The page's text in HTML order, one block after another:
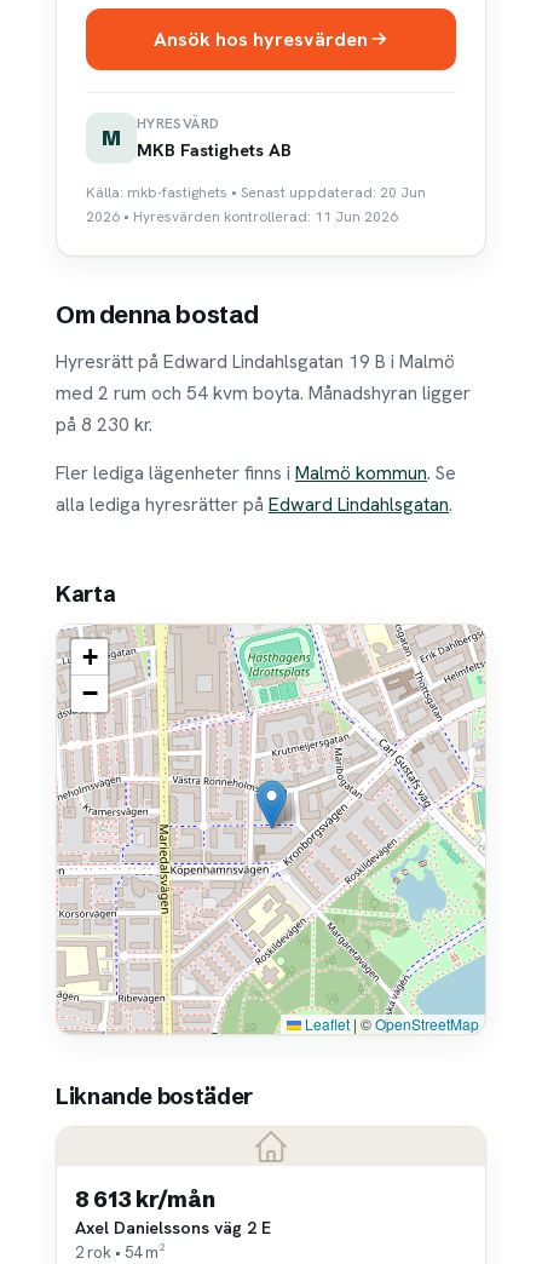
Ansök hos hyresvärden
M
HYRESVÄRD
MKB Fastighets AB
Källa: mkb-fastighets • Senast uppdaterad: 20 Jun
2026 • Hyresvärden kontrollerad: 11 Jun 2026
Om denna bostad
Hyresrätt på Edward Lindahlsgatan 19 B i Malmö
med 2 rum och 54 kvm boyta. Månadshyran ligger
på 8 230 kr.
Fler lediga lägenheter finns i Malmö kommun. Se
alla lediga hyresrätter på Edward Lindahlsgatan.
Karta
+
−
Leaflet | ©OpenStreetMap
Liknande bostäder
8 613 kr/mån
Axel Danielssons väg 2 E
2 rok • 54 m²